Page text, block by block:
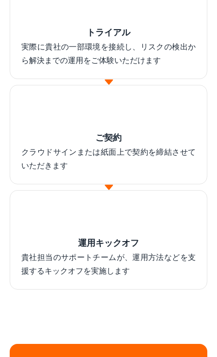
トライアル
実際に貴社の一部環境を接続し、リスクの検出か
ら解決までの運用をご体験いただけます
ご契約
クラウドサインまたは紙面上で契約を締結させて
いただきます
運用キックオフ
貴社担当のサポートチームが、運用方法などを支
援するキックオフを実施します